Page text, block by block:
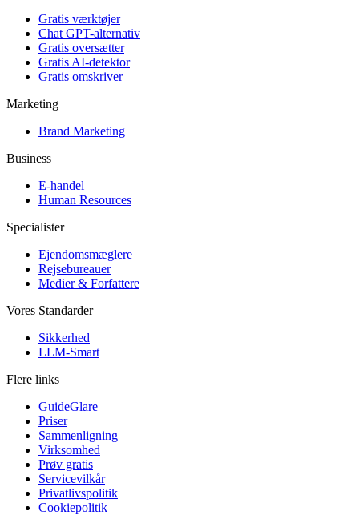
Gratis værktøjer
Chat GPT-alternativ
Gratis oversætter
Gratis AI-detektor
Gratis omskriver
Marketing
Brand Marketing
Business
E-handel
Human Resources
Specialister
Ejendomsmæglere
Rejsebureauer
Medier & Forfattere
Vores Standarder
Sikkerhed
LLM-Smart
Flere links
GuideGlare
Priser
Sammenligning
Virksomhed
Prøv gratis
Servicevilkår
Privatlivspolitik
Cookiepolitik